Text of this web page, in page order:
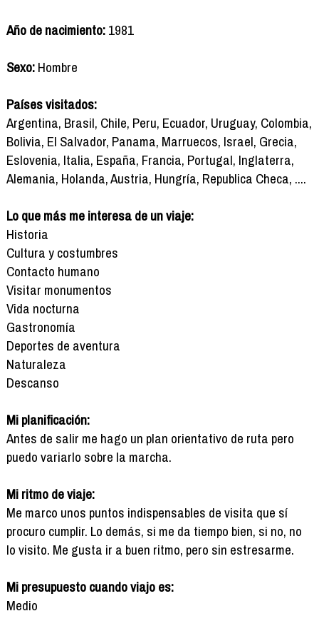
Año de nacimiento:1981
Sexo:Hombre
Países visitados:
Argentina, Brasil, Chile, Peru, Ecuador, Uruguay, Colombia,
Bolivia, El Salvador, Panama, Marruecos, Israel, Grecia,
Eslovenia, Italia, España, Francia, Portugal, Inglaterra,
Alemania, Holanda, Austria, Hungría, Republica Checa, ....
Lo que más me interesa de un viaje:
Historia
Cultura y costumbres
Contacto humano
Visitar monumentos
Vida nocturna
Gastronomía
Deportes de aventura
Naturaleza
Descanso
Mi planificación:
Antes de salir me hago un plan orientativo de ruta pero
puedo variarlo sobre la marcha.
Mi ritmo de viaje:
Me marco unos puntos indispensables de visita que sí
procuro cumplir. Lo demás, si me da tiempo bien, si no, no
lo visito. Me gusta ir a buen ritmo, pero sin estresarme.
Mi presupuesto cuando viajo es:
Medio